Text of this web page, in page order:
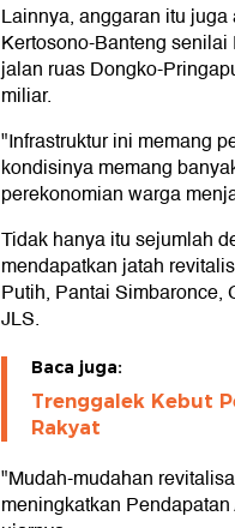
Lainnya, anggaran itu
Kertosono-Banteng
jalan ruas Dongko-
miliar.
"Infrastruktur ini memang
kondisinya memang
perekonomian warga
Tidak hanya itu sejumlah
mendapatkan jatah
Putih, Pantai Simbaronce,
JLS.
Baca juga:
Trenggalek Kebut
Rakyat
"Mudah-mudahan
meningkatkan